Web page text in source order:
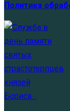
Политика